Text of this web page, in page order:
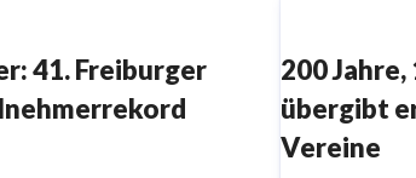
41. Freiburger
200
übergibt
Vereine